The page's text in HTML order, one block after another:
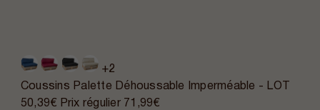
+2
Coussins Palette Déhoussable Imperméable - LOT
50,39€ Prix régulier 71,99€